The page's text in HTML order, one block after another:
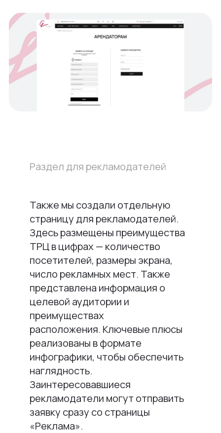
Раздел для рекламодателей
Также мы создали отдельную
страницу для рекламодателей.
Здесь размещены преимущества
ТРЦ в цифрах — количество
посетителей, размеры экрана,
число рекламных мест. Также
представлена информация о
целевой аудитории и
преимуществах
расположения. Ключевые плюсы
реализованы в формате
инфографики, чтобы обеспечить
наглядность.
Заинтересовавшиеся
рекламодатели могут отправить
заявку сразу со страницы
«Реклама».